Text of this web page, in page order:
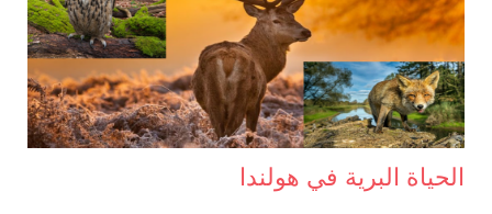
الحياة البرية في هولندا